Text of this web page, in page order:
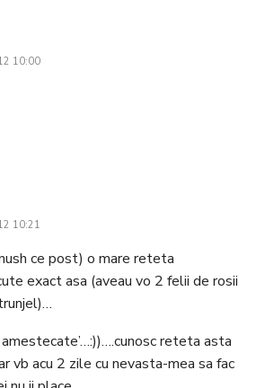
10:00
10:21
ce post) o mare reteta
exact asa (aveau vo 2 felii de rosii
amestecate’…:))….cunosc reteta asta
vb acu 2 zile cu nevasta-mea sa fac